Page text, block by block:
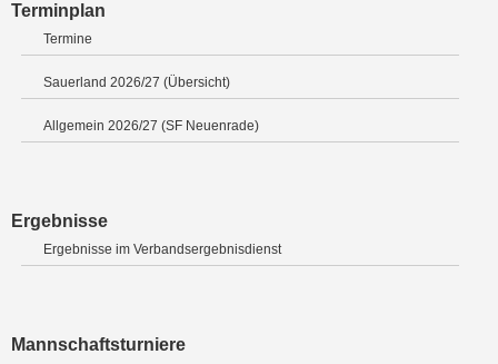
Terminplan
Termine
Sauerland 2026/27 (Übersicht)
Allgemein 2026/27 (SF Neuenrade)
Ergebnisse
Ergebnisse im Verbandsergebnisdienst
Mannschaftsturniere